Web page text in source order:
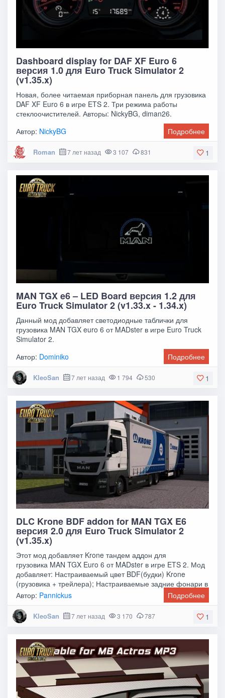
Dashboard display for DAF XF Euro 6
версия 1.0 для Euro Truck Simulator 2
(v1.35.x)
Новая, более читаемая приборная панель для грузовика
DAF XF Euro 6 в игре ETS 2. Три режима работы
стеклоочистителей. Авторы: NickyBG, diman26.
Автор: NickyBG Подробнее
1
Roman 7 лет назад 3 107 831
MAN TGX e6 – LED Board версия 1.2 для
Euro Truck Simulator 2 (v1.33.x - 1.34.x)
Данный мод добавляет светодиодные таблички для
грузовика MAN TGX euro 6 от MADster в игре Euro Truck
Simulator 2.
Автор: Dominiko Подробнее
1
KleoSan 7 лет назад 1 794 530
DLC Krone BDF addon for MAN TGX E6
версия 2.0 для Euro Truck Simulator 2
(v1.35.x)
Этот мод добавляет Krone тандем аддон для
грузовика MAN TGX Euro 6 от MADster в игре ETS 2. Мод
добавляет: Настраиваемый цвет BDF(будки) Krone
(грузовика + трейлера); Настраиваемые задние фонари в
Автор: Pannickus Подробнее
1
KleoSan 7 лет назад 3 170 787